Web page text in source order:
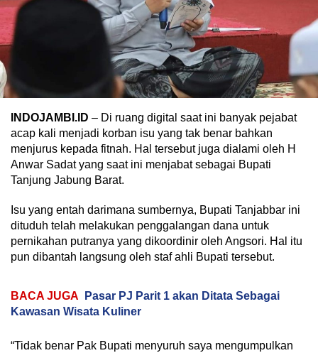
INDOJAMBI.ID – Di ruang digital saat ini banyak pejabat
acap kali menjadi korban isu yang tak benar bahkan
menjurus kepada fitnah. Hal tersebut juga dialami oleh H
Anwar Sadat yang saat ini menjabat sebagai Bupati
Tanjung Jabung Barat.
Isu yang entah darimana sumbernya, Bupati Tanjabbar ini
dituduh telah melakukan penggalangan dana untuk
pernikahan putranya yang dikoordinir oleh Angsori. Hal itu
pun dibantah langsung oleh staf ahli Bupati tersebut.
BACA JUGA
Pasar PJ Parit 1 akan Ditata Sebagai
Kawasan Wisata Kuliner
“Tidak benar Pak Bupati menyuruh saya mengumpulkan